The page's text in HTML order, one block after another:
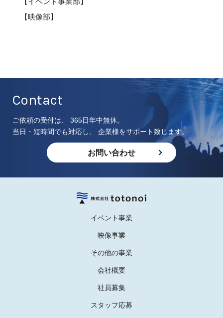
【映像部】
Contact
ご依頼の受付は、 365日年中無休。
当日・短時間でも対応し、 企業様をサポート致します。
お問い合わせ
イベント事業
映像事業
その他の事業
会社概要
社員募集
スタッフ応募